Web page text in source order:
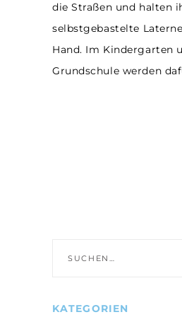
die Straßen und halten
selbstgebastelte
Hand. Im Kindergarten
Grundschule werden
nach:
KATEGORIEN